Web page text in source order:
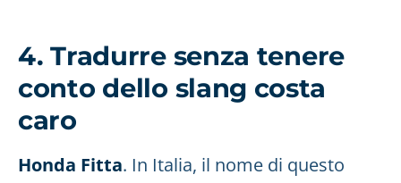
4. Tradurre senza tenere
conto dello slang costa
caro
Honda Fitta. In Italia, il nome di questo